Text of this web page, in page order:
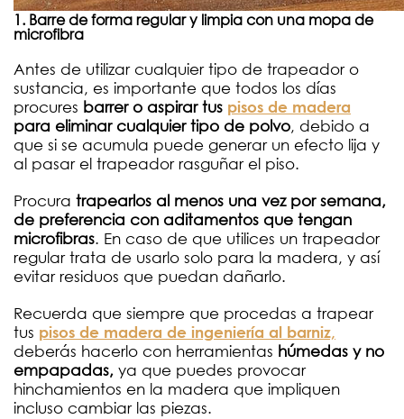
1. Barre de forma regular y limpia con una mopa de
microfibra
Antes de utilizar cualquier tipo de trapeador o
sustancia, es importante que todos los días
procures barrer o aspirar tus pisos de madera
para eliminar cualquier tipo de polvo, debido a
que si se acumula puede generar un efecto lija y
al pasar el trapeador rasguñar el piso.
Procura trapearlos al menos una vez por semana,
de preferencia con aditamentos que tengan
microfibras. En caso de que utilices un trapeador
regular trata de usarlo solo para la madera, y así
evitar residuos que puedan dañarlo.
Recuerda que siempre que procedas a trapear
tus pisos de madera de ingeniería al barniz,
deberás hacerlo con herramientas húmedas y no
empapadas, ya que puedes provocar
hinchamientos en la madera que impliquen
incluso cambiar las piezas.